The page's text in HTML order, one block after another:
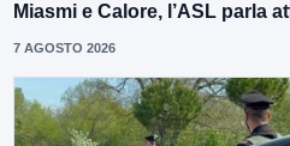
Miasmi e Calore, l’ASL parla
7 AGOSTO 2026